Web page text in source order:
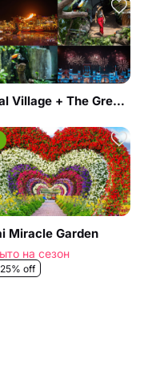
Global Village + The Green Planet Dubai - Combo
Miracle Garden
на сезон
25% off